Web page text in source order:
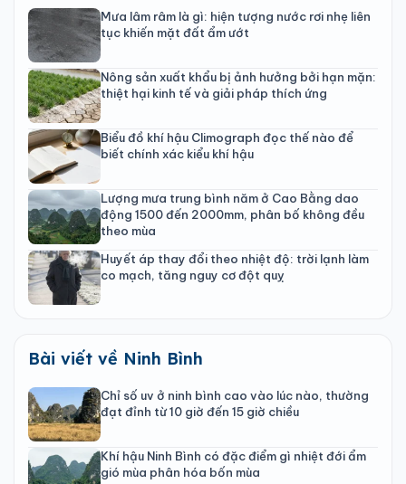
Mưa lâm râm là gì: hiện tượng nước rơi nhẹ liên
tục khiến mặt đất ẩm ướt
Nông sản xuất khẩu bị ảnh hưởng bởi hạn mặn:
thiệt hại kinh tế và giải pháp thích ứng
Biểu đồ khí hậu Climograph đọc thế nào để
biết chính xác kiểu khí hậu
Lượng mưa trung bình năm ở Cao Bằng dao
động 1500 đến 2000mm, phân bố không đều
theo mùa
Huyết áp thay đổi theo nhiệt độ: trời lạnh làm
co mạch, tăng nguy cơ đột quỵ
Bài viết về Ninh Bình
Chỉ số uv ở ninh bình cao vào lúc nào, thường
đạt đỉnh từ 10 giờ đến 15 giờ chiều
Khí hậu Ninh Bình có đặc điểm gì nhiệt đới ẩm
gió mùa phân hóa bốn mùa